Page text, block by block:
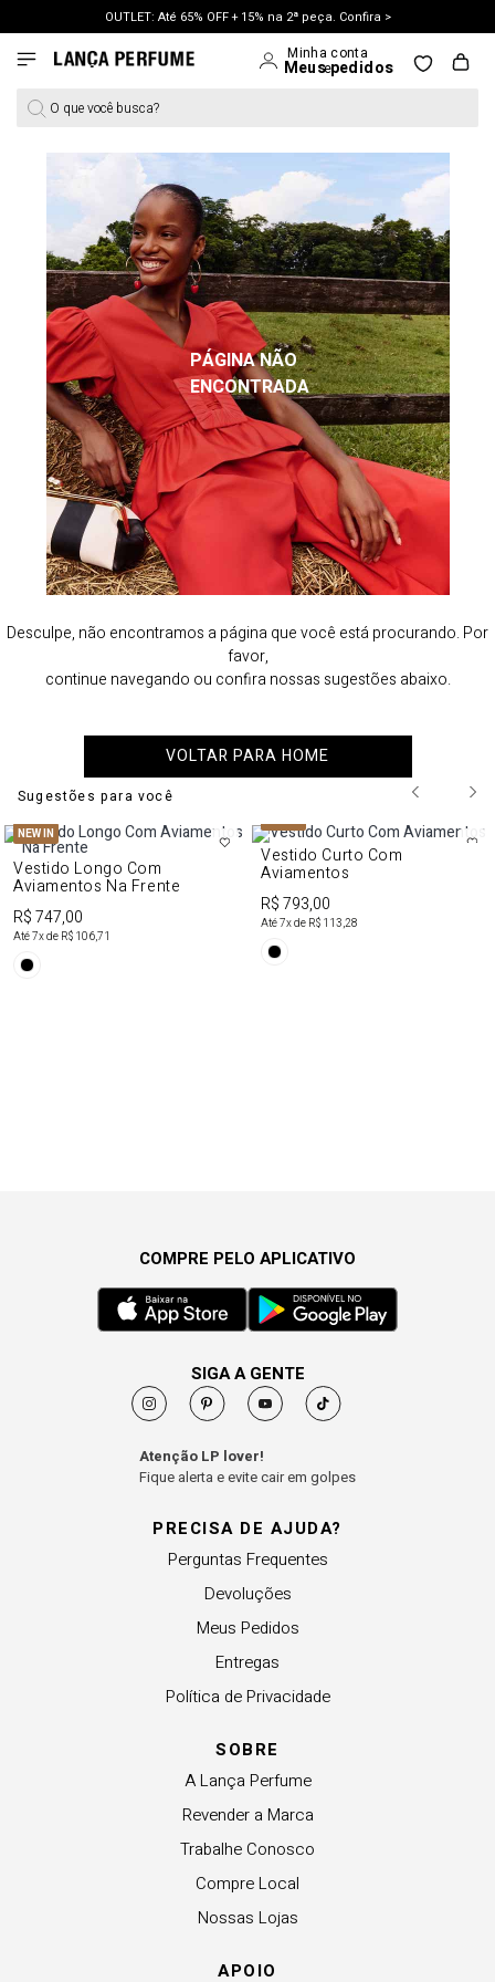
OUTLET: Até 65% OFF + 15% na 2ª peça. Confira >
LANÇAMENTO PRIMAVERA 27. Clique e aproveite.
O que você busca?
PÁGINA NÃO
ENCONTRADA
Desculpe, não encontramos a página que você está procurando. Por
favor,
continue navegando ou confira nossas sugestões abaixo.
VOLTAR PARA HOME
Sugestões para você
NEW IN
Vestido Longo Com
Aviamentos Na Frente
R$ 747,00
Até7x de R$ 106,71
NEW IN
Vestido Curto Com
Aviamentos
R$ 793,00
Até7x de R$ 113,28
PRECISA DE AJUDA?
Perguntas Frequentes
Devoluções
Meus Pedidos
Entregas
Política de Privacidade
SOBRE
A Lança Perfume
Revender a Marca
Trabalhe Conosco
Compre Local
Nossas Lojas
APOIO
COMPRE PELO APLICATIVO
SIGA A GENTE
Atenção LP lover!
Fique alerta e evite cair em golpes